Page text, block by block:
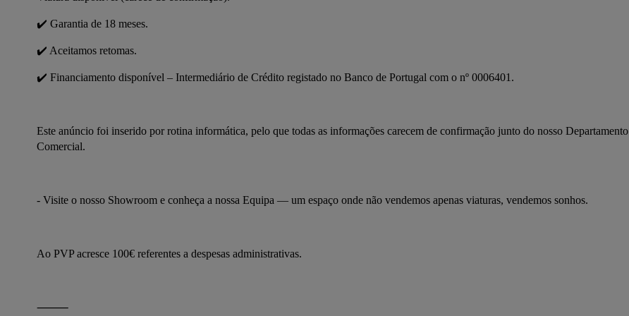
✔️ Garantia de 18 meses.
✔️ Aceitamos retomas.
✔️ Financiamento disponível – Intermediário de Crédito registado no Banco de Portugal com o nº 0006401.
Este anúncio foi inserido por rotina informática, pelo que todas as informações carecem de confirmação junto do nosso Departamento
Comercial.
- Visite o nosso Showroom e conheça a nossa Equipa — um espaço onde não vendemos apenas viaturas, vendemos sonhos.
Ao PVP acresce 100€ referentes a despesas administrativas.
⸻